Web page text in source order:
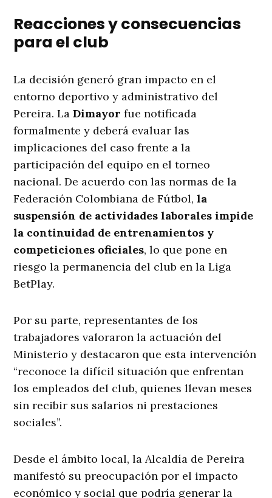
Reacciones y consecuencias
para el club
La decisión generó gran impacto en el
entorno deportivo y administrativo del
Pereira. LaDimayor fue notificada
formalmente y deberá evaluar las
implicaciones del caso frente a la
participación del equipo en el torneo
nacional. De acuerdo con las normas de la
Federación Colombiana de Fútbol,la
suspensión de actividades laborales impide
la continuidad de entrenamientos y
competiciones oficiales, lo que pone en
riesgo la permanencia del club en la Liga
BetPlay.
Por su parte, representantes de los
trabajadores valoraron la actuación del
Ministerio y destacaron que esta intervención
“reconoce la difícil situación que enfrentan
los empleados del club, quienes llevan meses
sin recibir sus salarios ni prestaciones
sociales”.
Desde el ámbito local, la Alcaldía de Pereira
manifestó su preocupación por el impacto
económico y social que podría generar la